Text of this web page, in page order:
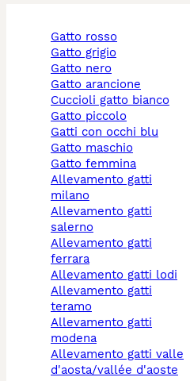
gatto rosso
gatto grigio
gatto nero
gatto arancione
cuccioli gatto bianco
gatto piccolo
gatti con occhi blu
gatto maschio
gatto femmina
allevamento gatti
milano
allevamento gatti
salerno
allevamento gatti
ferrara
allevamento gatti lodi
allevamento gatti
teramo
allevamento gatti
modena
allevamento gatti valle
d'aosta/vallée d'aoste